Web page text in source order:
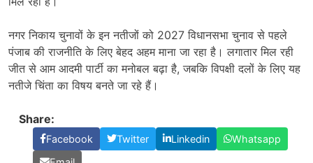
नगर निकाय चुनावों के इन नतीजों को 2027 विधानसभा चुनाव से पहले
पंजाब की राजनीति के लिए बेहद अहम माना जा रहा है। लगातार मिल रही
जीत से आम आदमी पार्टी का मनोबल बढ़ा है, जबकि विपक्षी दलों के लिए यह
नतीजे चिंता का विषय बनते जा रहे हैं।
Share:
Facebook Twitter Linkedin
Whatsapp